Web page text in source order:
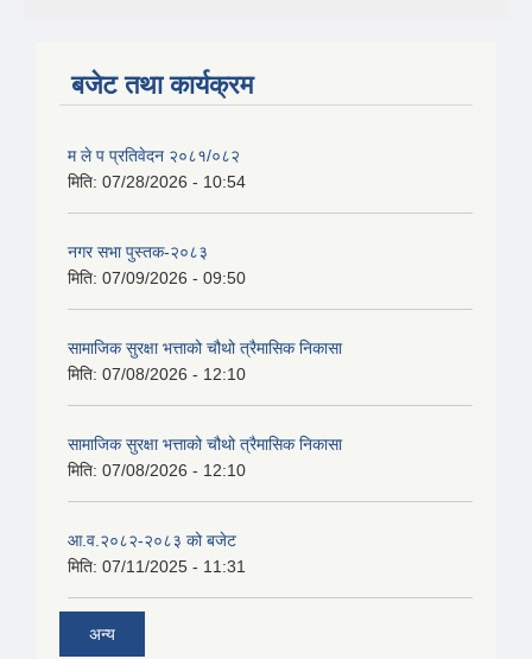
बजेट तथा कार्यक्रम
म ले प प्रतिवेदन २०८१/०८२
मिति: 07/28/2026 - 10:54
नगर सभा पुस्तक-२०८३
मिति: 07/09/2026 - 09:50
सामाजिक सुरक्षा भत्ताको चौथो त्रैमासिक निकासा
मिति: 07/08/2026 - 12:10
सामाजिक सुरक्षा भत्ताको चौथो त्रैमासिक निकासा
मिति: 07/08/2026 - 12:10
आ.व.२०८२-२०८३ को बजेट
मिति: 07/11/2025 - 11:31
अन्य